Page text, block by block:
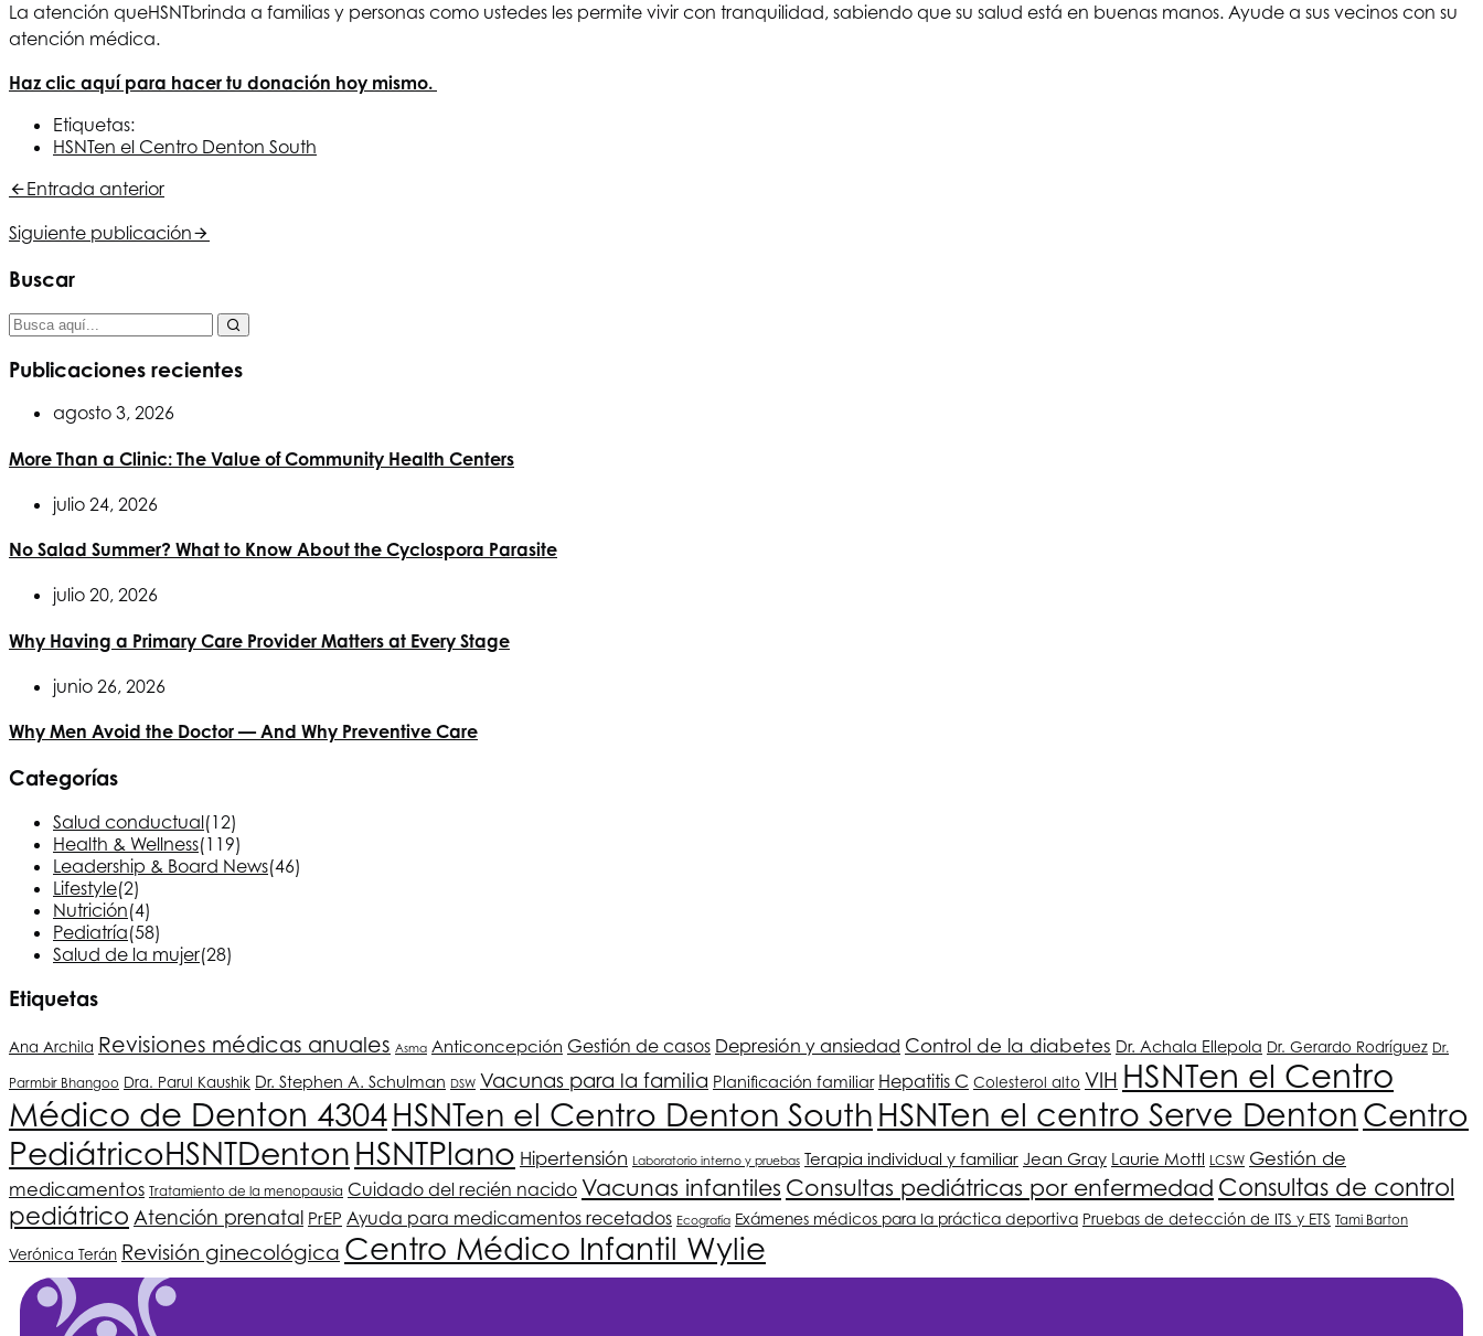
La atención queHSNTbrinda a familias y personas como ustedes les permite vivir con tranquilidad, sabiendo que su salud está en buenas manos. Ayude a sus vecinos con su
atención médica.
Haz clic aquí para hacer tu donación hoy mismo.
Etiquetas:
HSNTen el Centro Denton South
Entrada anterior
Siguiente publicación
Buscar
Publicaciones recientes
agosto 3, 2026
More Than a Clinic: The Value of Community Health Centers
julio 24, 2026
No Salad Summer? What to Know About the Cyclospora Parasite
julio 20, 2026
Why Having a Primary Care Provider Matters at Every Stage
junio 26, 2026
Why Men Avoid the Doctor — And Why Preventive Care
Categorías
Salud conductual(12)
Health & Wellness(119)
Leadership & Board News(46)
Lifestyle(2)
Nutrición(4)
Pediatría(58)
Salud de la mujer(28)
Etiquetas
Ana Archila Revisiones médicas anuales Asma Anticoncepción Gestión de casos Depresión y ansiedad Control de la diabetes Dr. Achala Ellepola Dr. Gerardo Rodríguez Dr.
Parmbir Bhangoo Dra. Parul Kaushik Dr. Stephen A. Schulman DSW Vacunas para la familia Planificación familiar Hepatitis C Colesterol alto VIH HSNTen el Centro
Médico de Denton 4304HSNTen el Centro Denton South HSNTen el centro Serve Denton Centro
PediátricoHSNTDenton HSNTPlano Hipertensión Laboratorio interno y pruebas Terapia individual y familiar Jean Gray Laurie Mottl LCSW Gestión de
medicamentos Tratamiento de la menopausia Cuidado del recién nacido Vacunas infantiles Consultas pediátricas por enfermedad Consultas de control
pediátrico Atención prenatal PrEP Ayuda para medicamentos recetados Ecografía Exámenes médicos para la práctica deportiva Pruebas de detección de ITS y ETS Tami Barton
Verónica Terán Revisión ginecológica Centro Médico Infantil Wylie